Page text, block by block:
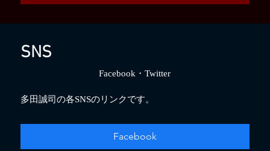
多田誠司の各SNSのリンクです。
Facebook
SNS
Facebook・Twitter